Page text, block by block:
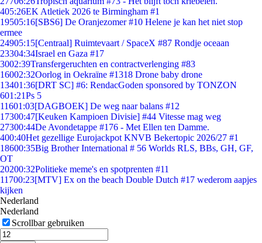
405:26EK Atletiek 2026 te Birmingham #1
19505:16[SBS6] De Oranjezomer #10 Helene je kan het niet stop
ermee
24905:15[Centraal] Ruimtevaart / SpaceX #87 Rondje oceaan
23304:34Israel en Gaza #17
3002:39Transfergeruchten en contractverlenging #83
16002:32Oorlog in Oekraïne #1318 Drone baby drone
13401:36[DRT SC] #6: RendacGoden sponsored by TONZON
601:21Ps 5
11601:03[DAGBOEK] De weg naar balans #12
17300:47[Keuken Kampioen Divisie] #44 Vitesse mag weg
27300:44De Avondetappe #176 - Met Ellen ten Damme.
400:40Het gezellige Eurojackpot KNVB Bekertopic 2026/27 #1
18600:35Big Brother International # 56 Worlds RLS, BBs, GH, GF,
OT
20200:32Politieke meme's en spotprenten #11
11700:23[MTV] Ex on the beach Double Dutch #17 wederom aapjes
kijken
Nederland
Nederland
Scrollbar gebruiken